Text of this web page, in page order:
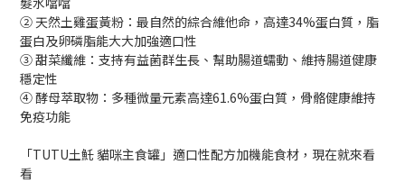
➁ 天然土雞蛋黃粉：最自然的綜合維他命，高達34%蛋白質，脂
蛋白及卵磷脂能大大加強適口性
➂ 甜菜纖維：支持有益菌群生長、幫助腸道蠕動、維持腸道健康
穩定性
④ 酵母萃取物：多種微量元素高達61.6%蛋白質，骨骼健康維持
免疫功能
「TUTU土魠 貓咪主食罐」適口性配方加機能食材，現在就來看
看